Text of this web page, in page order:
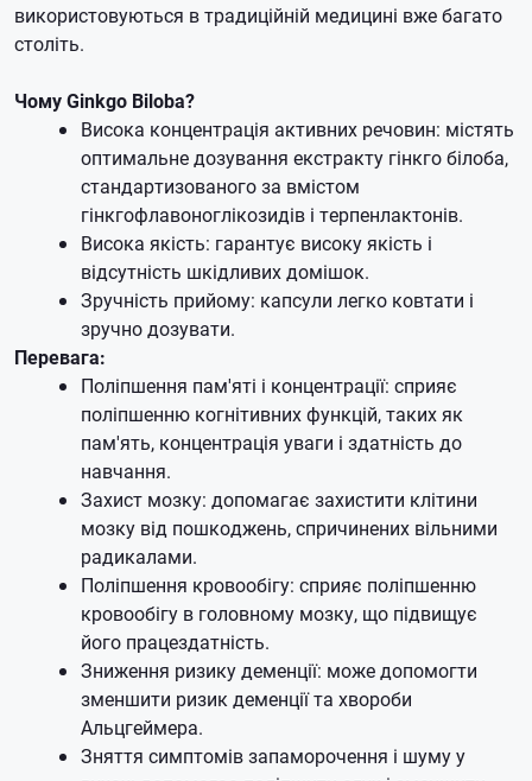
використовуються в традиційній медицині вже багато
століть.
Чому Ginkgo Biloba?
Висока концентрація активних речовин: містять
оптимальне дозування екстракту гінкго білоба,
стандартизованого за вмістом
гінкгофлавоноглікозидів і терпенлактонів.
Висока якість: гарантує високу якість і
відсутність шкідливих домішок.
Зручність прийому: капсули легко ковтати і
зручно дозувати.
Перевага:
Поліпшення пам'яті і концентрації: сприяє
поліпшенню когнітивних функцій, таких як
пам'ять, концентрація уваги і здатність до
навчання.
Захист мозку: допомагає захистити клітини
мозку від пошкоджень, спричинених вільними
радикалами.
Поліпшення кровообігу: сприяє поліпшенню
кровообігу в головному мозку, що підвищує
його працездатність.
Зниження ризику деменції: може допомогти
зменшити ризик деменції та хвороби
Альцгеймера.
Зняття симптомів запаморочення і шуму у